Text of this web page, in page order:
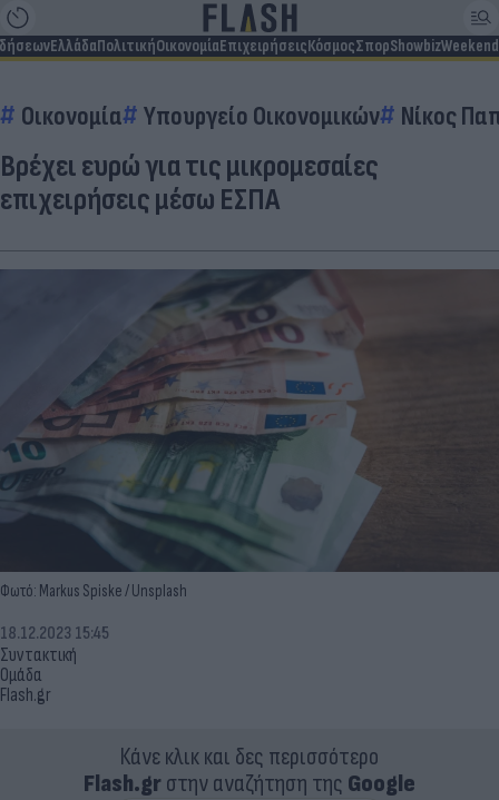
ΕλλάδαΠολιτικήΟικονομίαΕπιχειρήσειςΚόσμοςΣπορShowbizWeekend
Οικονομία Υπουργείο Οικονομικών Νίκος
Βρέχει ευρώ για τις μικρομεσαίες
επιχειρήσεις μέσω ΕΣΠΑ
Φωτό: Markus Spiske / Unsplash
Συντακτική
Ομάδα
Flash.gr
18.12.2023 15:45
Κάνε κλικ και δες περισσότερο
Flash.grστην αναζήτηση της Google